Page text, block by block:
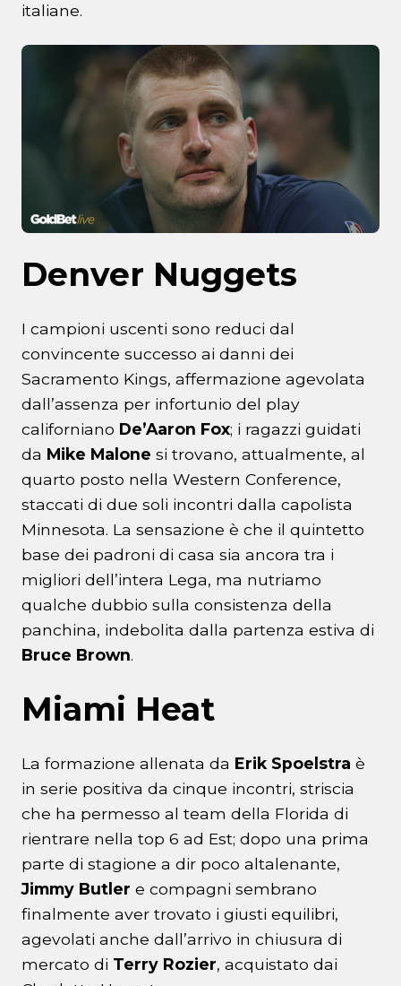
italiane.
Denver Nuggets
I campioni uscenti sono reduci dal
convincente successo ai danni dei
Sacramento Kings, affermazione agevolata
dall’assenza per infortunio del play
californiano De’Aaron Fox; i ragazzi guidati
da Mike Malone si trovano, attualmente, al
quarto posto nella Western Conference,
staccati di due soli incontri dalla capolista
Minnesota. La sensazione è che il quintetto
base dei padroni di casa sia ancora tra i
migliori dell’intera Lega, ma nutriamo
qualche dubbio sulla consistenza della
panchina, indebolita dalla partenza estiva di
Bruce Brown.
Miami Heat
La formazione allenata da Erik Spoelstra è
in serie positiva da cinque incontri, striscia
che ha permesso al team della Florida di
rientrare nella top 6 ad Est; dopo una prima
parte di stagione a dir poco altalenante,
Jimmy Butler e compagni sembrano
finalmente aver trovato i giusti equilibri,
agevolati anche dall’arrivo in chiusura di
mercato di Terry Rozier, acquistato dai